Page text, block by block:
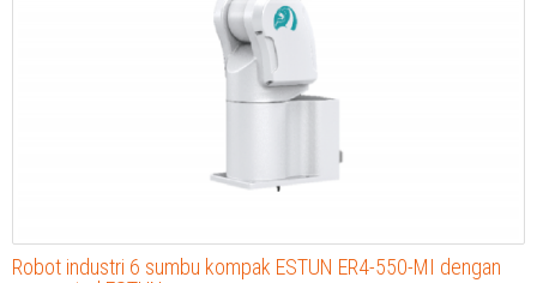
Robot industri 6 sumbu kompak ESTUN ER4-550-MI dengan